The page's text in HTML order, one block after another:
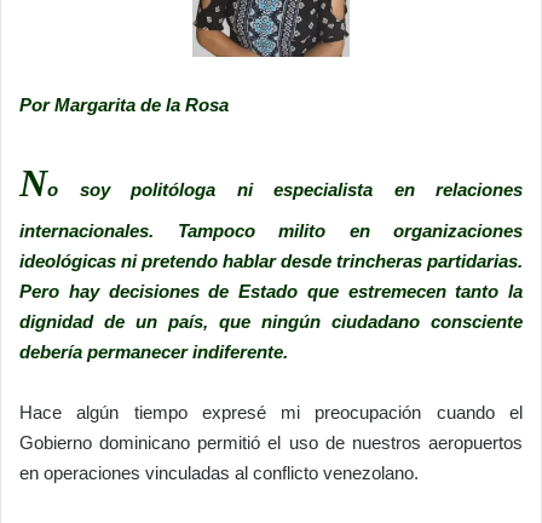
Por Margarita de la Rosa
No soy politóloga ni especialista en relaciones
internacionales. Tampoco milito en organizaciones
ideológicas ni pretendo hablar desde trincheras partidarias.
Pero hay decisiones de Estado que estremecen tanto la
dignidad de un país, que ningún ciudadano consciente
debería permanecer indiferente.
Hace algún tiempo expresé mi preocupación cuando el
Gobierno dominicano permitió el uso de nuestros aeropuertos
en operaciones vinculadas al conflicto venezolano.